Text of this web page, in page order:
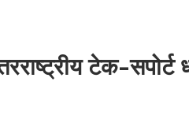
टेक-सपोर्ट